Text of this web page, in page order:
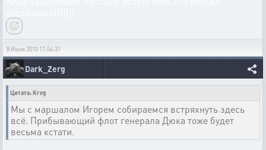
8 Июля 2010 17:54:31
Dark_Zerg
Цитата: Kreg
Мы с маршалом Игорем собираемся встряхнуть здесь
всё. Прибывающий флот генерала Дюка тоже будет
весьма кстати.